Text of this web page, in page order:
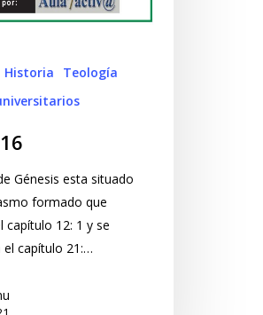
Historia
Teología
Génesis esta situado
formado que
capítulo 12: 1 y se
el capítulo 21:…